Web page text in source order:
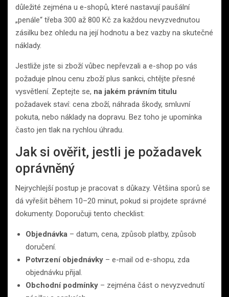
důležité zejména u e-shopů, které nastavují paušální
„penále“ třeba 300 až 800 Kč za každou nevyzvednutou
zásilku bez ohledu na její hodnotu a bez vazby na skutečné
náklady.
Jestliže jste si zboží vůbec nepřevzali a e-shop po vás
požaduje plnou cenu zboží plus sankci, chtějte přesné
vysvětlení. Zeptejte se, na jakém právním titulu
požadavek staví: cena zboží, náhrada škody, smluvní
pokuta, nebo náklady na dopravu. Bez toho je upomínka
často jen tlak na rychlou úhradu.
Jak si ověřit, jestli je požadavek
oprávněný
Nejrychlejší postup je pracovat s důkazy. Většina sporů se
dá vyřešit během 10–20 minut, pokud si projdete správné
dokumenty. Doporučuji tento checklist:
Objednávka – datum, cena, způsob platby, způsob
doručení.
Potvrzení objednávky – e-mail od e-shopu, zda
objednávku přijal.
Obchodní podmínky – zejména část o nevyzvednutí